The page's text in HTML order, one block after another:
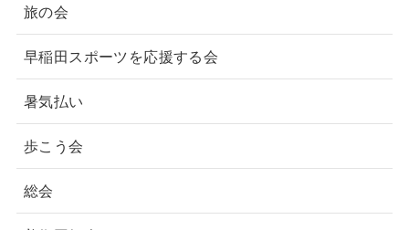
旅の会
早稲田スポーツを応援する会
暑気払い
歩こう会
総会